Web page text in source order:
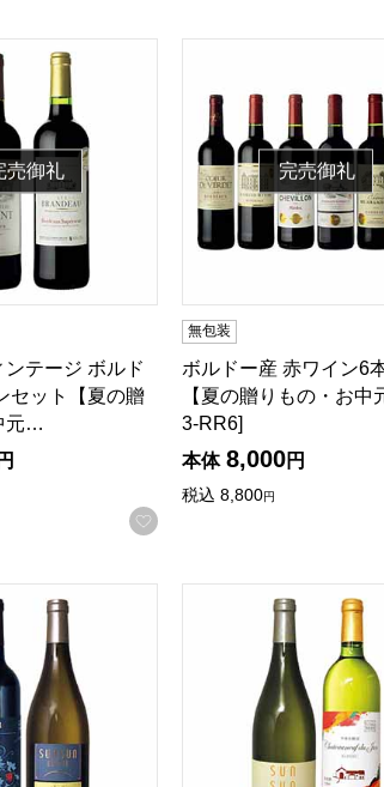
の・お中元】[BX-RR2]
する
ンテージ ボルドー産 赤ワインセット【夏
売御礼
テージ ボルド
セット【夏の贈
元…
お気に入りに登録する
ボルドー産 赤ワイン6
完売御礼
無包装
ボルドー産 赤ワイン6
【夏の贈りもの・お中
3-RR6]
本体 8,000円
税込 8,800円
中元】[FB-RR2]
清涼感を楽しむ 長野県塩尻産赤白ワイン
気軽に楽しみたい日
す。
す。